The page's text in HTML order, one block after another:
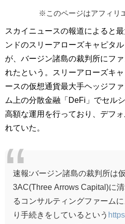
※このページはアフィリ
スカイニュースの報道によると
ンドのスリーアローズキャピタ
が、バージン諸島の裁判所にフ
れたという。スリーアローズキ
ースの仮想通貨最大手ヘッジフ
ム上の分散金融「DeFi」でセル
高額な運用を行っており、デフ
れていた。
速報:バージン諸島の裁判所は
3AC(Three Arrows Capital)に
るコンサルティングファーム
り手続きをしているという